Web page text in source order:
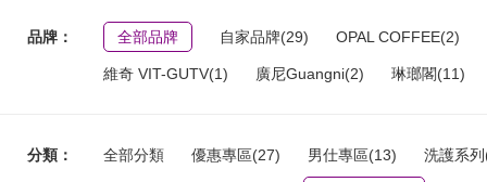
品牌： 全部品牌 自家品牌(29) OPAL COFFEE(2)
維奇 VIT-GUTV(1) 廣尼Guangni(2) 琳瑯閣(11)
分類： 全部分類 優惠專區(27) 男仕專區(13) 洗護系